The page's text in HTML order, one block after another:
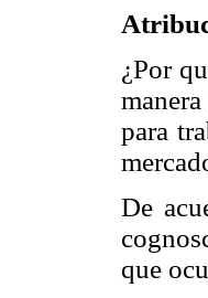
¿Por
para
De
que